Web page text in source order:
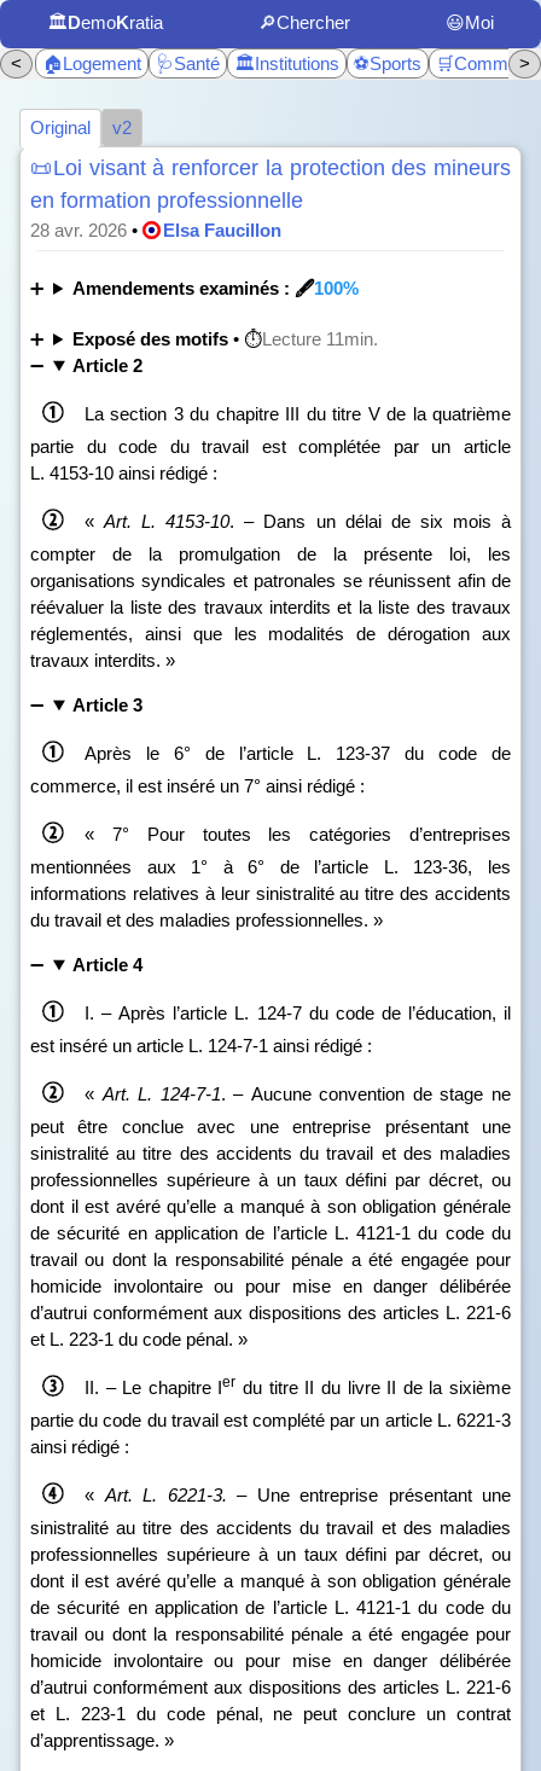
🏛️DemoKratia 🔎Chercher
😃Moi
<
🏠Logement 🩺Santé 🏛️Institutions ⚽Sports >
Original v2
📜Loi visant à renforcer la protection des mineurs
en formation professionnelle
28 avr. 2026 • Elsa Faucillon
Amendements examinés : 🖋️100%
Exposé des motifs• ⏱️Lecture 11min.
Article 2
La section 3 du chapitre III du titre V de la quatrième
partie du code du travail est complétée par un article
L. 4153‑10 ainsi rédigé :
«Art. L. 4153‑10. – Dans un délai de six mois à
compter de la promulgation de la présente loi, les
organisations syndicales et patronales se réunissent afin de
réévaluer la liste des travaux interdits et la liste des travaux
réglementés, ainsi que les modalités de dérogation aux
travaux interdits. »
Article 3
Après le 6° de l’article L. 123‑37 du code de
commerce, il est inséré un 7° ainsi rédigé :
« 7° Pour toutes les catégories d’entreprises
mentionnées aux 1° à 6° de l’article L. 123‑36, les
informations relatives à leur sinistralité au titre des accidents
du travail et des maladies professionnelles. »
Article 4
I. – Après l’article L. 124‑7 du code de l’éducation, il
est inséré un article L. 124‑7‑1 ainsi rédigé :
« Art. L. 124‑7‑1. – Aucune convention de stage ne
peut être conclue avec une entreprise présentant une
sinistralité au titre des accidents du travail et des maladies
professionnelles supérieure à un taux défini par décret, ou
dont il est avéré qu’elle a manqué à son obligation générale
de sécurité en application de l’article L. 4121‑1 du code du
travail ou dont la responsabilité pénale a été engagée pour
homicide involontaire ou pour mise en danger délibérée
d’autrui conformément aux dispositions des articles L. 221‑6
et L. 223‑1 du code pénal. »
II. – Le chapitre Ier du titre II du livre II de la sixième
partie du code du travail est complété par un article L. 6221‑3
ainsi rédigé :
« Art. L. 6221‑3. –Une entreprise présentant une
sinistralité au titre des accidents du travail et des maladies
professionnelles supérieure à un taux défini par décret, ou
dont il est avéré qu’elle a manqué à son obligation générale
de sécurité en application de l’article L. 4121‑1 du code du
travail ou dont la responsabilité pénale a été engagée pour
homicide involontaire ou pour mise en danger délibérée
d’autrui conformément aux dispositions des articles L. 221‑6
et L. 223‑1 du code pénal, ne peut conclure un contrat
d’apprentissage. »